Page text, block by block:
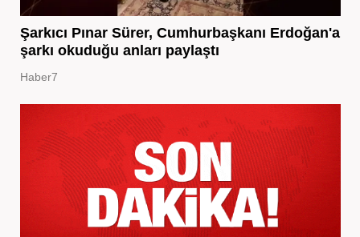
Şarkıcı Pınar Sürer, Cumhurbaşkanı Erdoğan'a
şarkı okuduğu anları paylaştı
Haber7